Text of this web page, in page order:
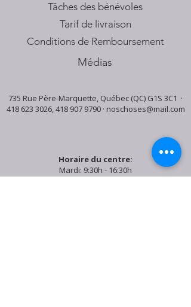
Tâches des bénévoles
Tarif de livraison
Conditions de Remboursement
Médias
735 Rue Père-Marquette, Québec (QC) G1S 3C1 ·
418 623 3026,418 907 9790· noschoses@mail.com
Horaire du centre:
Mardi: 9:30h - 16:30h